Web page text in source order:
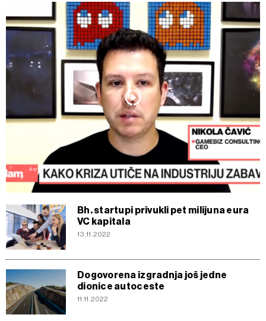
Bh. startupi privukli pet milijuna eura
VC kapitala
13.11.2022
Dogovorena izgradnja još jedne
dionice autoceste
11.11.2022